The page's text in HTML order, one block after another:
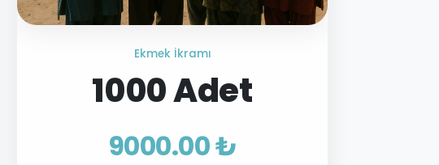
Ekmek İkramı
1000 Adet
9000.00 ₺